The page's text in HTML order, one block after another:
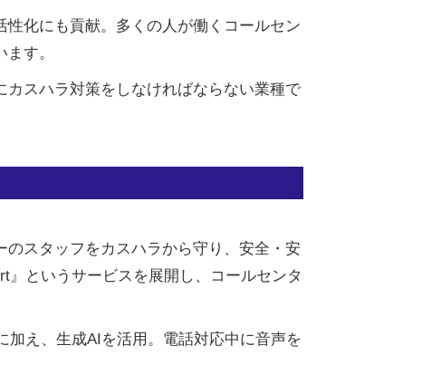
化にも貢献。多くの人が働くコールセン
す。
スハラ対策をしなければならない業種で
スタッフをカスハラから守り、安全・安
というサービスを展開し、コールセンタ
加え、生成AIを活用。電話対応中に音声を